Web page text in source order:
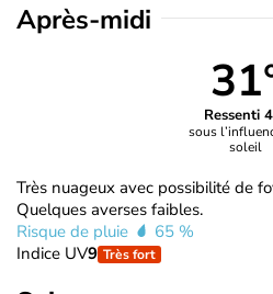
Après-midi
Ressenti
sous
soleil
Très nuageux avec possibilité de
Quelques averses faibles.
Risque de pluie
65 %
Indice UV9 Très fort